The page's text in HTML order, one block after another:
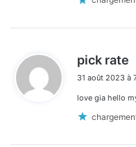
pick rate
t
31 août 2023 à
love gia hello